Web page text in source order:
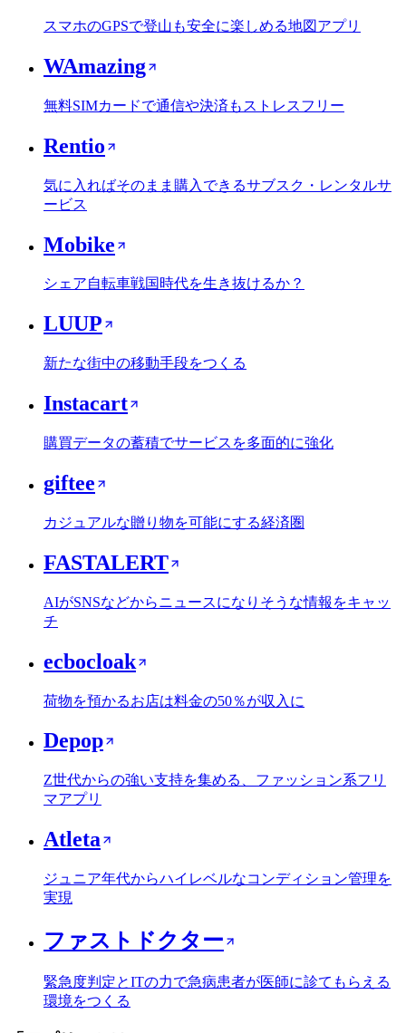
スマホのGPSで登山も安全に楽しめる地図アプリ
WAmazing
無料SIMカードで通信や決済もストレスフリー
Rentio
気に入ればそのまま購入できるサブスク・レンタルサ
ービス
Mobike
シェア自転車戦国時代を生き抜けるか？
LUUP
新たな街中の移動手段をつくる
Instacart
購買データの蓄積でサービスを多面的に強化
giftee
カジュアルな贈り物を可能にする経済圏
FASTALERT
AIがSNSなどからニュースになりそうな情報をキャッ
チ
ecbocloak
荷物を預かるお店は料金の50％が収入に
Depop
Z世代からの強い支持を集める、ファッション系フリ
マアプリ
Atleta
ジュニア年代からハイレベルなコンディション管理を
実現
ファストドクター
緊急度判定とITの力で急病患者が医師に診てもらえる
環境をつくる